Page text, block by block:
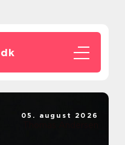
dk
05. august 2026